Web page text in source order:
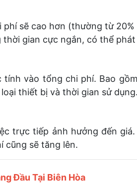
phí sẽ cao hơn (thường từ
gian cực ngắn, có thể
vào tổng chi phí. Bao
thiết bị và thời gian sử dụng.
trực tiếp ảnh hưởng đến
cũng sẽ tăng lên.
Đầu Tại Biên Hòa